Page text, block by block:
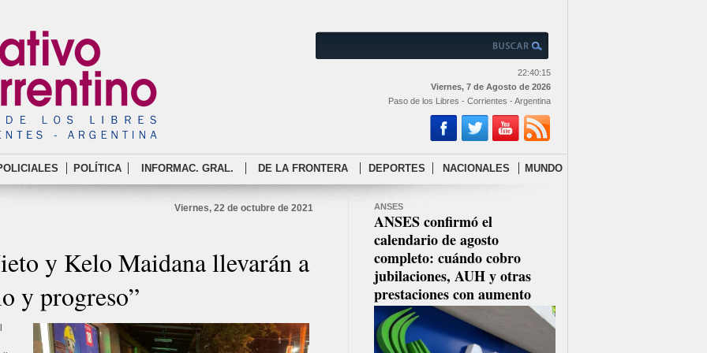
22:40:15
Viernes, 7 de Agosto de 2026
Paso de los Libres - Corrientes - Argentina
POLÍTICA INFORMAC. GRAL. DE LA FRONTERA DEPORTES NACIONALES MUNDO
Viernes, 22 de octubre de 2021
y Kelo Maidana llevarán a
y progreso”
ANSES
ANSES confirmó el
calendario de agosto
completo: cuándo cobro
jubilaciones, AUH y otras
prestaciones con aumento